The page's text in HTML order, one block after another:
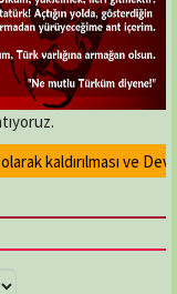
kaldırılması ve